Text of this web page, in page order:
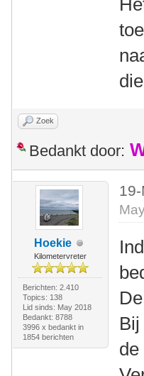
Zoek
Bedankt door:
Hoekie
Kilometervreter
Berichten: 2.410
Topics: 138
Lid sinds: May 2018
Bedankt: 8788
3996 x bedankt in
1854 berichten